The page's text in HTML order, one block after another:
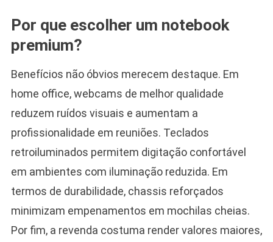
Por que escolher um notebook
premium?
Benefícios não óbvios merecem destaque. Em
home office, webcams de melhor qualidade
reduzem ruídos visuais e aumentam a
profissionalidade em reuniões. Teclados
retroiluminados permitem digitação confortável
em ambientes com iluminação reduzida. Em
termos de durabilidade, chassis reforçados
minimizam empenamentos em mochilas cheias.
Por fim, a revenda costuma render valores maiores,